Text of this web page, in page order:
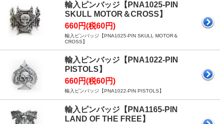
輸入ピンバッジ【PNA1025-PIN
SKULL MOTOR＆CROSS】
660円(税60円)
輸入ピンバッジ【PNA1025-PIN SKULL MOTOR＆
CROSS】
輸入ピンバッジ【PNA1022-PIN
PISTOLS】
660円(税60円)
輸入ピンバッジ【PNA1022-PIN PISTOLS】
輸入ピンバッジ【PNA1165-PIN
LAND OF THE FREE】